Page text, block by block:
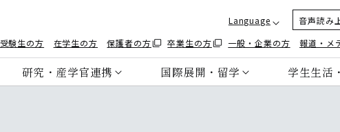
Language
音声読み
受験生の方
在学生の方 保護者の方 卒業生の方 一般・企業の方 報道・メ
研究・産学官連携 国際展開・留学 学生生活